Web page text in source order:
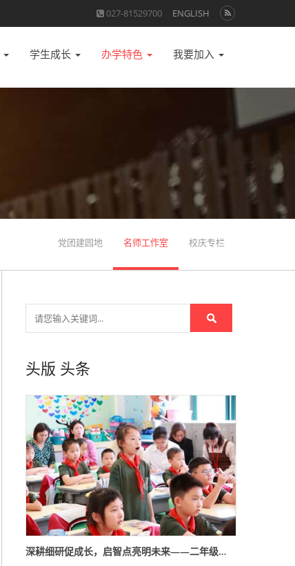
027-81529700 ENGLISH
学生成长 办学特色 我要加入
党团建园地 名师工作室 校庆专栏
头版 头条
深耕细研促成长，启智点亮明未来——二年级…